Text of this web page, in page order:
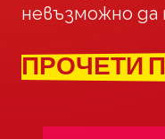
невъзможно да
ПРОЧЕТИ